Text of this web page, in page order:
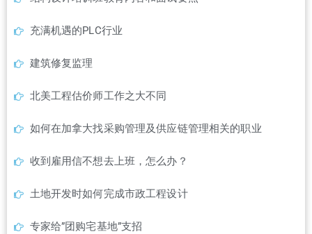
充满机遇的PLC行业
建筑修复监理
北美工程估价师工作之大不同
如何在加拿大找采购管理及供应链管理相关的职业
收到雇用信不想去上班，怎么办？
土地开发时如何完成市政工程设计
专家给”团购宅基地”支招